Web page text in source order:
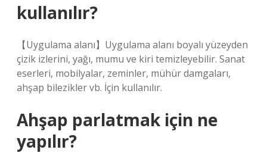
kullanılır?
【Uygulama alanı】Uygulama alanı boyalı yüzeyden
çizik izlerini, yağı, mumu ve kiri temizleyebilir. Sanat
eserleri, mobilyalar, zeminler, mühür damgaları,
ahşap bilezikler vb. İçin kullanılır.
Ahşap parlatmak için ne
yapılır?